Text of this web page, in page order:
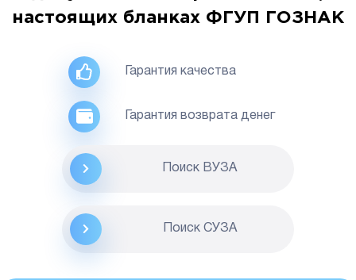
настоящих бланках ФГУП ГОЗНАК
Гарантия качества
Гарантия возврата денег
Поиск ВУЗА
Поиск CУЗА